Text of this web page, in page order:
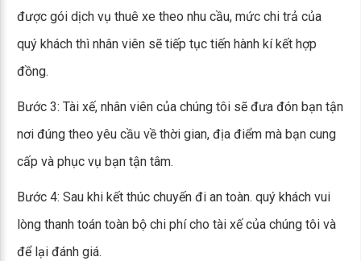
được gói dịch vụ thuê xe theo nhu cầu, mức chi trả của
quý khách thì nhân viên sẽ tiếp tục tiến hành kí kết hợp
đồng.
Bước 3: Tài xế, nhân viên của chúng tôi sẽ đưa đón bạn tận
nơi đúng theo yêu cầu về thời gian, địa điểm mà bạn cung
cấp và phục vụ bạn tận tâm.
Bước 4: Sau khi kết thúc chuyến đi an toàn. quý khách vui
lòng thanh toán toàn bộ chi phí cho tài xế của chúng tôi và
để lại đánh giá.